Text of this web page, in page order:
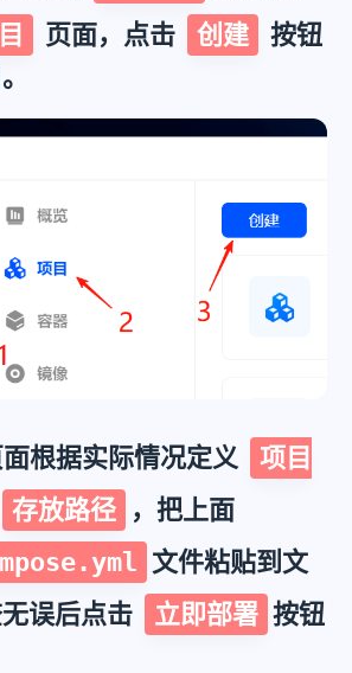
页面，点击 创建
按钮
根据实际情况定义
项目
存放路径 ，把上面
文件粘贴到文
误后点击
立即部署 按钮